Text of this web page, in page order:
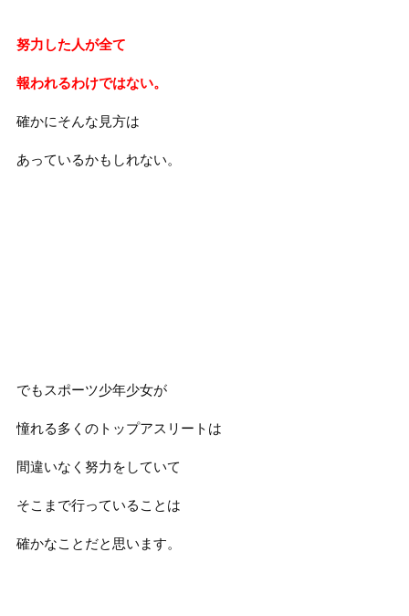
努力した人が全て
報われるわけではない。
確かにそんな見方は
あっているかもしれない。
でもスポーツ少年少女が
憧れる多くのトップアスリートは
間違いなく努力をしていて
そこまで行っていることは
確かなことだと思います。